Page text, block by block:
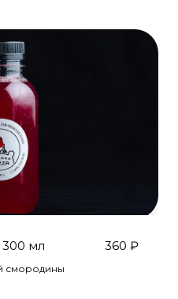
мл 360 ₽
смородины